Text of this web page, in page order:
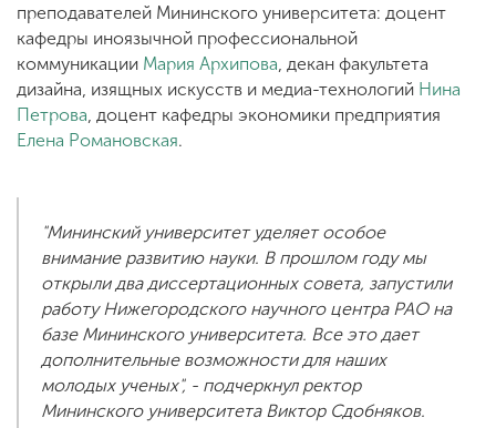
преподавателей Мининского университета: доцент
кафедры иноязычной профессиональной
коммуникации Мария Архипова , декан факультета
дизайна, изящных искусств и медиа-технологий Нина
Петрова , доцент кафедры экономики предприятия
Елена Романовская.
"Мининский университет уделяет особое
внимание развитию науки. В прошлом году мы
открыли два диссертационных совета, запустили
работу Нижегородского научного центра РАО на
базе Мининского университета. Все это дает
дополнительные возможности для наших
молодых ученых", - подчеркнул ректор
Мининского университета Виктор Сдобняков.